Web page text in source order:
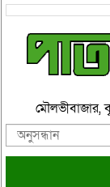
মৌলভীবাজার,